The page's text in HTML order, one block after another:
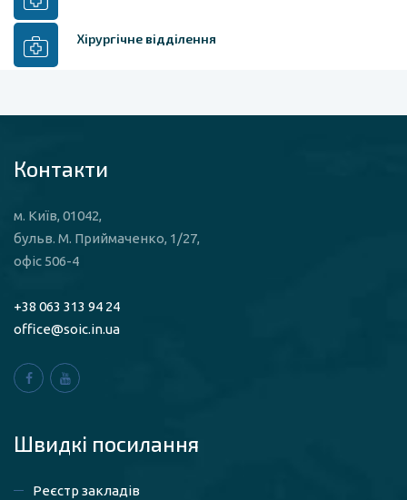
Хірургічне відділення
Контакти
м. Київ, 01042,
бульв. М. Приймаченко, 1/27,
офіс 506-4
+38 063 313 94 24
office@soic.in.ua
Швидкі посилaння
Реєстр закладів